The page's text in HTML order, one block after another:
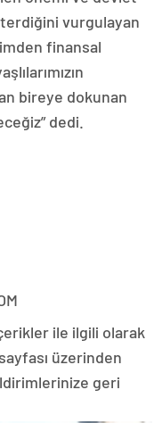
vurgulayan
finansal
bireye dokunan
dedi.
ile ilgili olarak
üzerinden
geri